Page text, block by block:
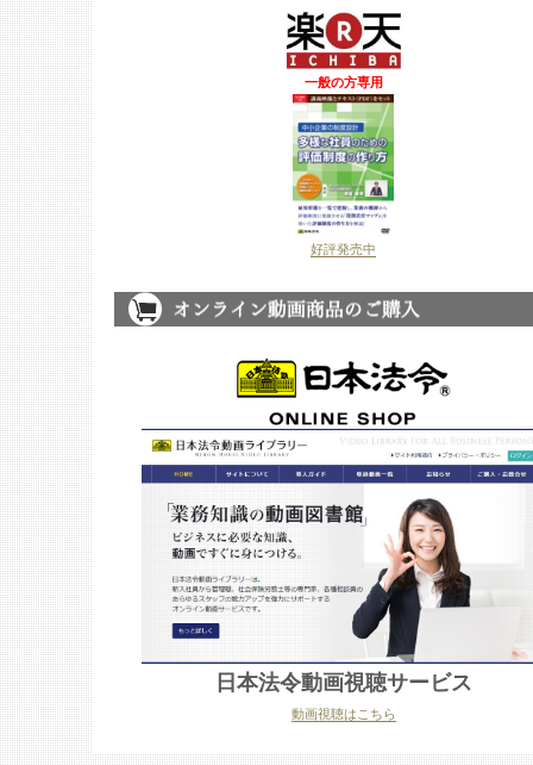
一般の方専用
好評発売中
日本法令動画視聴サービス
動画視聴はこちら